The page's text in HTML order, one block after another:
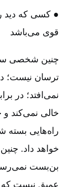
● کسی که دید
قوی می‌باشد
چنین شخصی
ترسان نیست‌؛
نمی‌افتد؛ در
خالی نمی‌کند
راه‌هایی بسته
خواهد داد.
بن‌بست
عمیق نیست که